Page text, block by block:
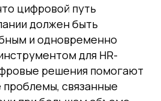
цифровой путь
должен быть
и одновременно
для HR-
решения помогают
связанные